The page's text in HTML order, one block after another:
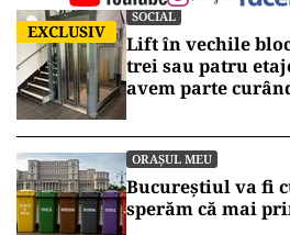
EXCLUSIV
SOCIAL
Lift în vechile
trei sau patru
avem parte
ORAȘUL MEU
Bucureștiul va fi
sperăm că mai